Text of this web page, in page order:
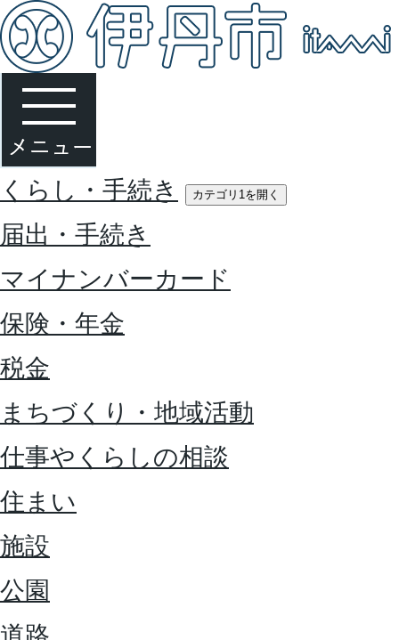
くらし・手続き カテゴリ1を開く
届出・手続き
マイナンバーカード
保険・年金
税金
まちづくり・地域活動
仕事やくらしの相談
住まい
施設
公園